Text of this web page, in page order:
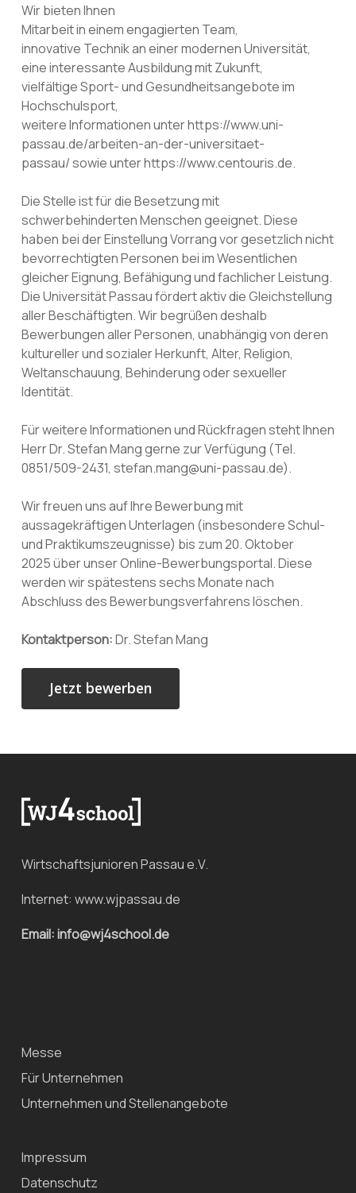
Wir bieten Ihnen
Mitarbeit in einem engagierten Team,
innovative Technik an einer modernen Universität,
eine interessante Ausbildung mit Zukunft,
vielfältige Sport- und Gesundheitsangebote im
Hochschulsport,
weitere Informationen unter https://www.uni-
passau.de/arbeiten-an-der-universitaet-
passau/ sowie unter https://www.centouris.de.
Die Stelle ist für die Besetzung mit
schwerbehinderten Menschen geeignet. Diese
haben bei der Einstellung Vorrang vor gesetzlich nicht
bevorrechtigten Personen bei im Wesentlichen
gleicher Eignung, Befähigung und fachlicher Leistung.
Die Universität Passau fördert aktiv die Gleichstellung
aller Beschäftigten. Wir begrüßen deshalb
Bewerbungen aller Personen, unabhängig von deren
kultureller und sozialer Herkunft, Alter, Religion,
Weltanschauung, Behinderung oder sexueller
Identität.
Für weitere Informationen und Rückfragen steht Ihnen
Herr Dr. Stefan Mang gerne zur Verfügung (Tel.
0851/509-2431, stefan.mang@uni-passau.de).
Wir freuen uns auf Ihre Bewerbung mit
aussagekräftigen Unterlagen (insbesondere Schul-
und Praktikumszeugnisse) bis zum 20. Oktober
2025 über unser Online-Bewerbungsportal. Diese
werden wir spätestens sechs Monate nach
Abschluss des Bewerbungsverfahrens löschen.
Kontaktperson:Dr. Stefan Mang
Wirtschaftsjunioren Passau e.V.
Internet: www.wjpassau.de
Email: info@wj4school.de
Messe
Für Unternehmen
Unternehmen und Stellenangebote
Impressum
Datenschutz